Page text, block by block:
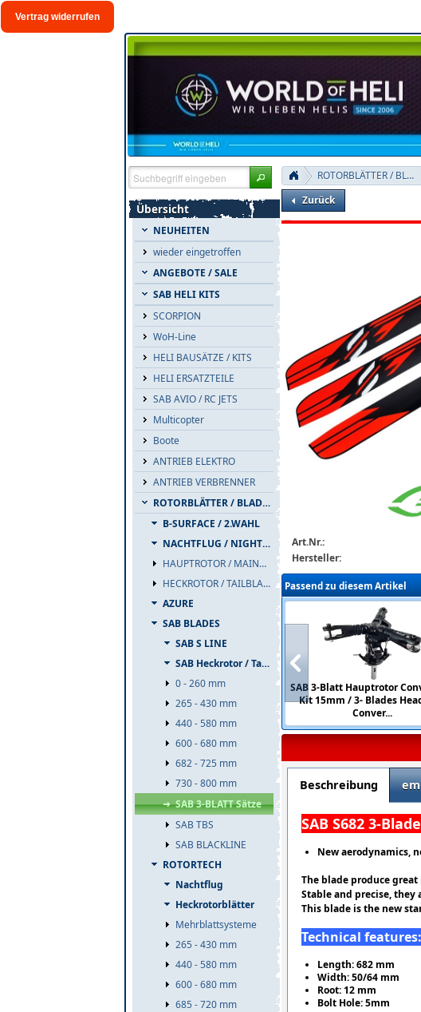
Vertrag widerrufen
Übersicht
NEUHEITEN
wieder eingetroffen
ANGEBOTE / SALE
SAB HELI KITS
SCORPION
WoH-Line
HELI BAUSÄTZE / KITS
HELI ERSATZTEILE
SAB AVIO / RC JETS
Multicopter
Boote
ANTRIEB ELEKTRO
ANTRIEB VERBRENNER
ROTORBLÄTTER / BLADES
B-SURFACE / 2.WAHL
NACHTFLUG / NIGHTFLIGHT
HAUPTROTOR / MAINBLADES
HECKROTOR / TAILBLADES
AZURE
SAB BLADES
SAB S LINE
SAB Heckrotor / Tails
0 - 260 mm
265 - 430 mm
440 - 580 mm
600 - 680 mm
682 - 725 mm
730 - 800 mm
SAB 3-BLATT Sätze
SAB TBS
SAB BLACKLINE
ROTORTECH
Nachtflug
Heckrotorblätter
Mehrblattsysteme
265 - 430 mm
440 - 580 mm
600 - 680 mm
685 - 720 mm
ROTORBLÄTTER / BLADES
Zurück
Art.Nr.:
Hersteller:
Passend zu diesem Artikel
SAB 3-Blatt Hauptrotor
Kit 15mm / 3- Blades
Conver...
Beschreibung
SAB S682 3-
New aerodynamics,
The blade produce
Stable and precise,
This blade is the new
Technical features:
Length: 682 mm
Width: 50/64 mm
Root: 12 mm
Bolt Hole: 5mm